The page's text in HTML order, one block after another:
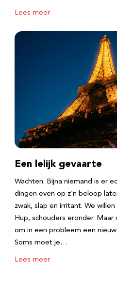
Lees meer
Een lelijk gevaarte
Wachten. Bijna niemand is er
dingen even op z’n beloop
zwak, slap en irritant. We
Hup, schouders eronder.
om in een probleem een
Soms moet je…
Lees meer